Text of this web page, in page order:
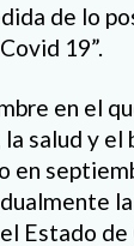
de lo
19”.
en el
salud y
Estado